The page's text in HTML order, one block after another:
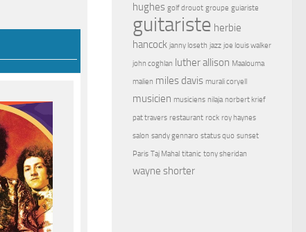
hughes golf drouot groupe guiariste
guitariste herbie
hancock janny loseth jazz joe louis walker
john coghlan luther allison Maalouma
malien miles davis murali coryell
musicien musiciens nilaja norbert krief
pat travers restaurant rock roy haynes
salon sandy gennaro status quo sunset
Paris Taj Mahal titanic tony sheridan
wayne shorter